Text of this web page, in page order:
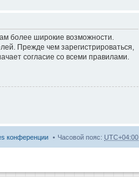
более широкие возможности.
Прежде чем зарегистрироваться,
согласие со всеми правилами.
Часовой пояс: UTC+04:00
конференции